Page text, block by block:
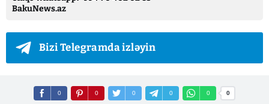
BakuNews.az
Bizi Telegramda izləyin
0 0 0 0 0 0